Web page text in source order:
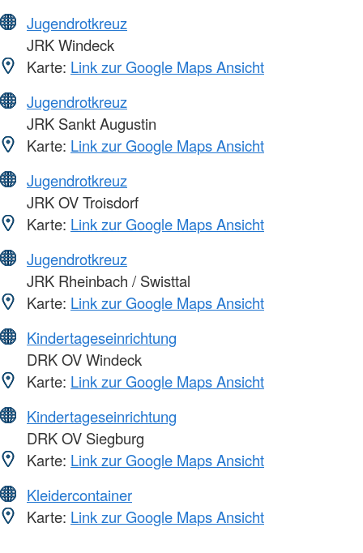
Jugendrotkreuz
JRK Windeck
Karte: Link zur Google Maps Ansicht
Jugendrotkreuz
JRK Sankt Augustin
Karte: Link zur Google Maps Ansicht
Jugendrotkreuz
JRK OV Troisdorf
Karte: Link zur Google Maps Ansicht
Jugendrotkreuz
JRK Rheinbach / Swisttal
Karte: Link zur Google Maps Ansicht
Kindertageseinrichtung
DRK OV Windeck
Karte: Link zur Google Maps Ansicht
Kindertageseinrichtung
DRK OV Siegburg
Karte: Link zur Google Maps Ansicht
Kleidercontainer
Karte: Link zur Google Maps Ansicht